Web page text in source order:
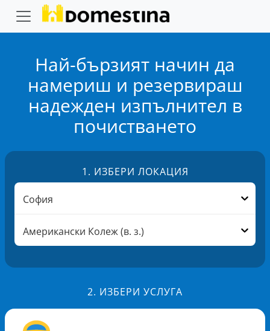
Най-бързият начин да
намериш и резервираш
надежден изпълнител в
почистването
1. ИЗБЕРИ ЛОКАЦИЯ
София
Американски Колеж (в. з.)
2. ИЗБЕРИ УСЛУГА